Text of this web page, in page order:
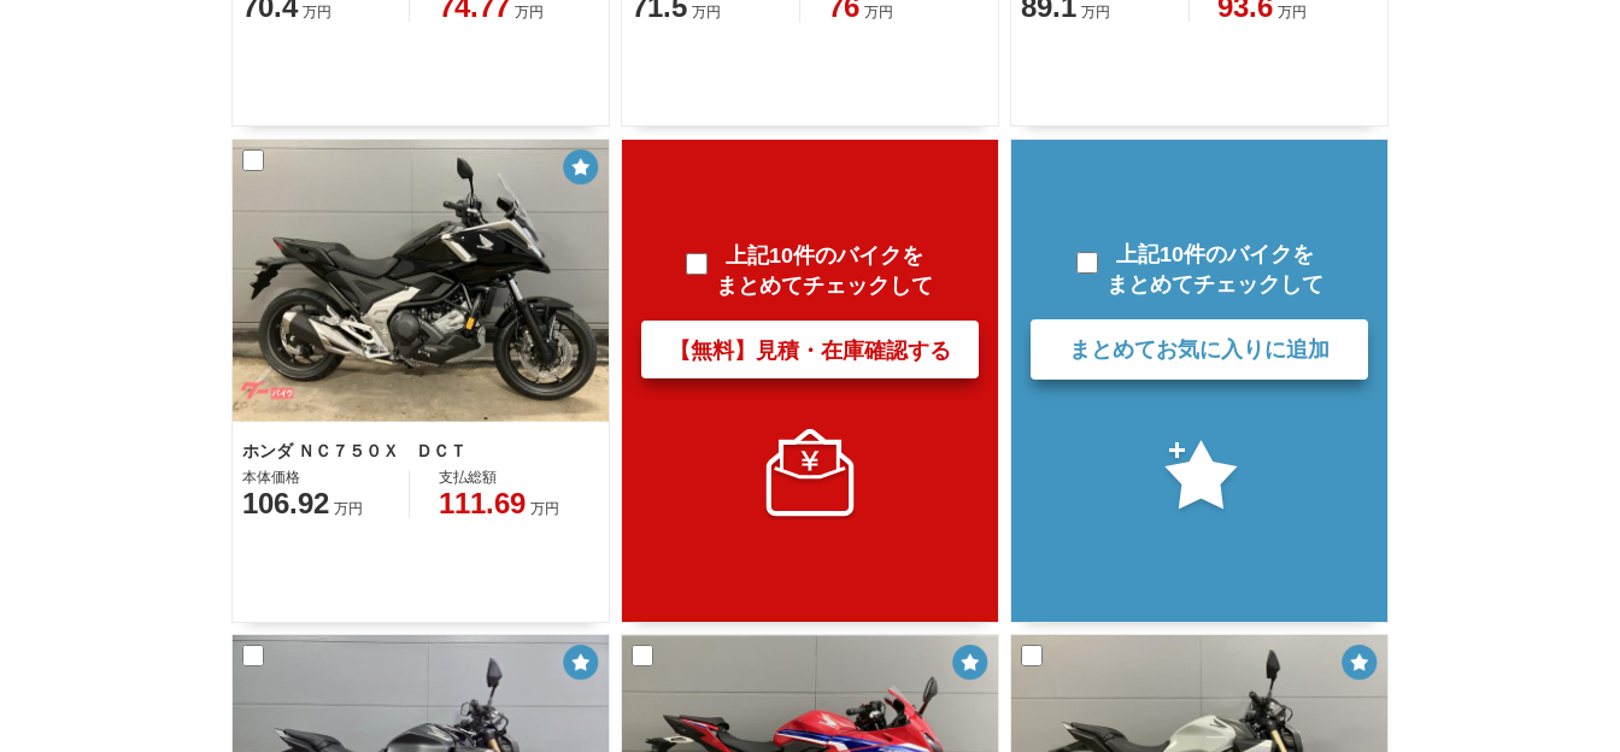
70.4 万円 74.77 万円 71.5 万円 76 万円 89.1 万円 93.6 万円
ホンダ ＮＣ７５０Ｘ ＤＣＴ
本体価格
106.92 万円
支払総額
111.69 万円
上記10件のバイクを
まとめてチェックして
【無料】見積・在庫確認する
上記10件のバイクを
まとめてチェックして
まとめてお気に入りに追加